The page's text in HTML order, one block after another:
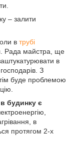
– залити
в трубі
Рада майстра, ще
в
З
буде проблемою
будинку є
в
протягом 2-х